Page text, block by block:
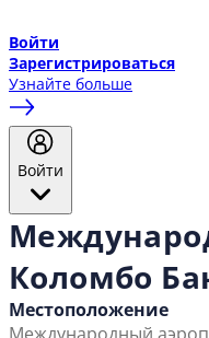
Войти
Зарегистрироваться
Узнайте больше
Войти
Коломбо
Местоположение